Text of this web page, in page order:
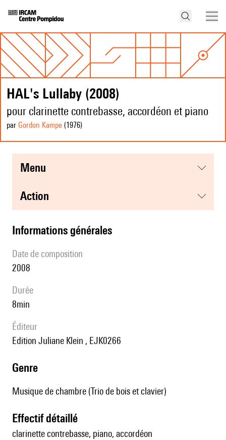
HAL's Lullaby (2008)
pour clarinette contrebasse, accordéon et piano
par Gordon Kampe (1976)
menu
action
informations générales
date de composition
2008
durée
8min
éditeur
Edition Juliane Klein , EJK0266
genre
Musique de chambre (Trio de bois et clavier)
effectif détaillé
clarinette contrebasse, piano, accordéon